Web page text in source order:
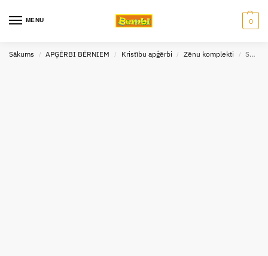
MENU 0
Sākums / APĢĒRBI BĒRNIEM / Kristību apģērbi / Zēnu komplekti / Svinīgs zēnu kostīms gaiši zils Artex 62 izm.